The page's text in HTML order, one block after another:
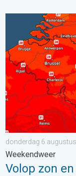
Volop zon en
donderdag 6
Weekendweer
Volop zon